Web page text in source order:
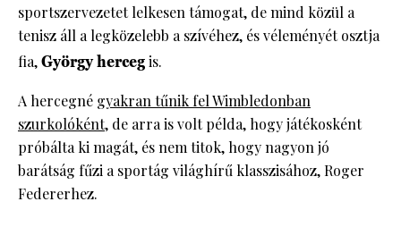
sportszervezetet lelkesen támogat, de mind közül a
tenisz áll a legközelebb a szívéhez, és véleményét osztja
fia,György hercegis.
A hercegné gyakran tűnik fel Wimbledonban
szurkolóként, de arra is volt példa, hogy játékosként
próbálta ki magát, és nem titok, hogy nagyon jó
barátság fűzi a sportág világhírű klasszisához, Roger
Federerhez.